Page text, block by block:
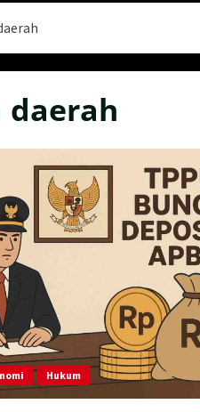
daerah
Hukum